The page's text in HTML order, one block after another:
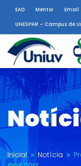
EAD Mentor Email
UNESPAR – Campus de
Inicial 9 Notícia 9